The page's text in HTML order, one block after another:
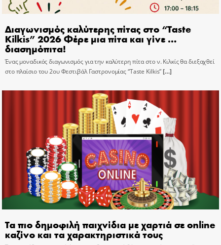
Διαγωνισμός καλύτερης πίτας στο “Taste
Kilkis” 2026 Φέρε μια πίτα και γίνε …
διασημόπιτα!
Ένας μοναδικός διαγωνισμός για την καλύτερη πίτα στο ν. Κιλκίς θα διεξαχθεί
στο πλαίσιο του 2ου Φεστιβάλ Γαστρονομίας “Taste Kilkis”[…]
Τα πιο δημοφιλή παιχνίδια με χαρτιά σε online
καζίνο και τα χαρακτηριστικά τους